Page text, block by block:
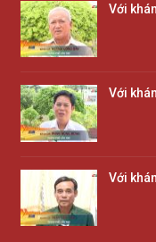
Với
Với
Với